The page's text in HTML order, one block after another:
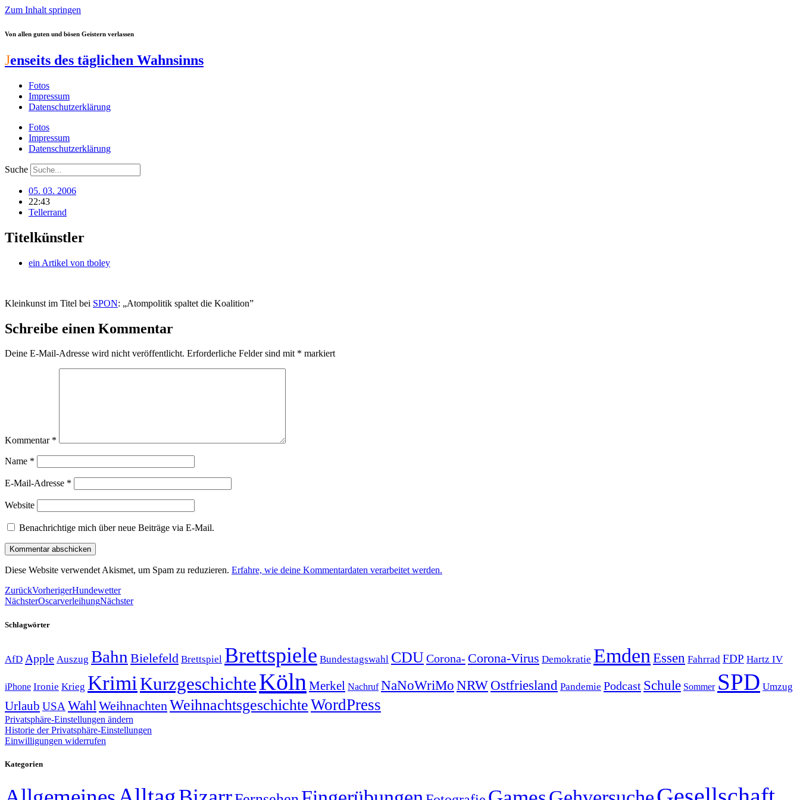
Zum Inhalt springen
Von allen guten und bösen Geistern verlassen
Jenseits des täglichen Wahnsinns
Fotos
Impressum
Datenschutzerklärung
Fotos
Impressum
Datenschutzerklärung
Suche
05. 03. 2006
22:43
Tellerrand
Titelkünstler
ein Artikel von tboley
Kleinkunst im Titel bei SPON: „Atompolitik spaltet die Koalition”
Schreibe einen Kommentar
Deine E-Mail-Adresse wird nicht veröffentlicht. Erforderliche Felder sind mit * markiert
Kommentar *
Name *
E-Mail-Adresse *
Website
Benachrichtige mich über neue Beiträge via E-Mail.
Diese Website verwendet Akismet, um Spam zu reduzieren. Erfahre, wie deine Kommentardaten verarbeitet werden.
ZurückVorherigerHundewetter
NächsterOscarverleihungNächster
Schlagwörter
AfD Apple Auszug Bahn Bielefeld Brettspiel Brettspiele Bundestagswahl CDUCorona- Corona-Virus Demokratie Emden Essen Fahrrad FDP Hartz IV
iPhone Ironie Krieg KrimiKurzgeschichteKöln Merkel Nachruf NaNoWriMo NRWOstfriesland Pandemie Podcast Schule Sommer SPD Umzug
Urlaub USA Wahl Weihnachten WeihnachtsgeschichteWordPress
Privatsphäre-Einstellungen ändern
Historie der Privatsphäre-Einstellungen
Einwilligungen widerrufen
Kategorien